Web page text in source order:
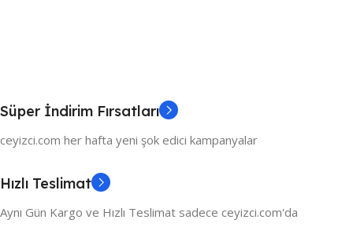
Süper İndirim Fırsatları
ceyizci.com her hafta yeni şok edici kampanyalar
Hızlı Teslimat
Aynı Gün Kargo ve Hızlı Teslimat sadece ceyizci.com'da